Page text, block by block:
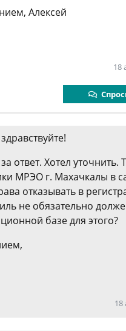
Алексей
18
ответ. Хотел уточнить.
МРЭО г. Махачкалы в
отказывать в
не обязательно
базе для этого?
18